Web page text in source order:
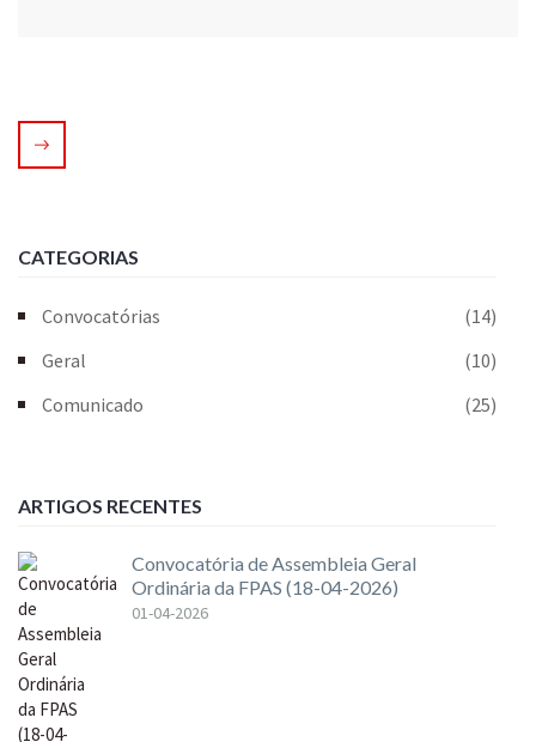
CATEGORIAS
Convocatórias
(14)
Geral
(10)
Comunicado
(25)
ARTIGOS RECENTES
Convocatória de Assembleia Geral
Ordinária da FPAS (18-04-2026)
01-04-2026